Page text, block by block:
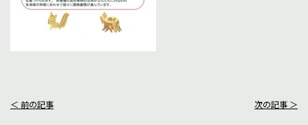
＜ 前の記事 次の記事 ＞